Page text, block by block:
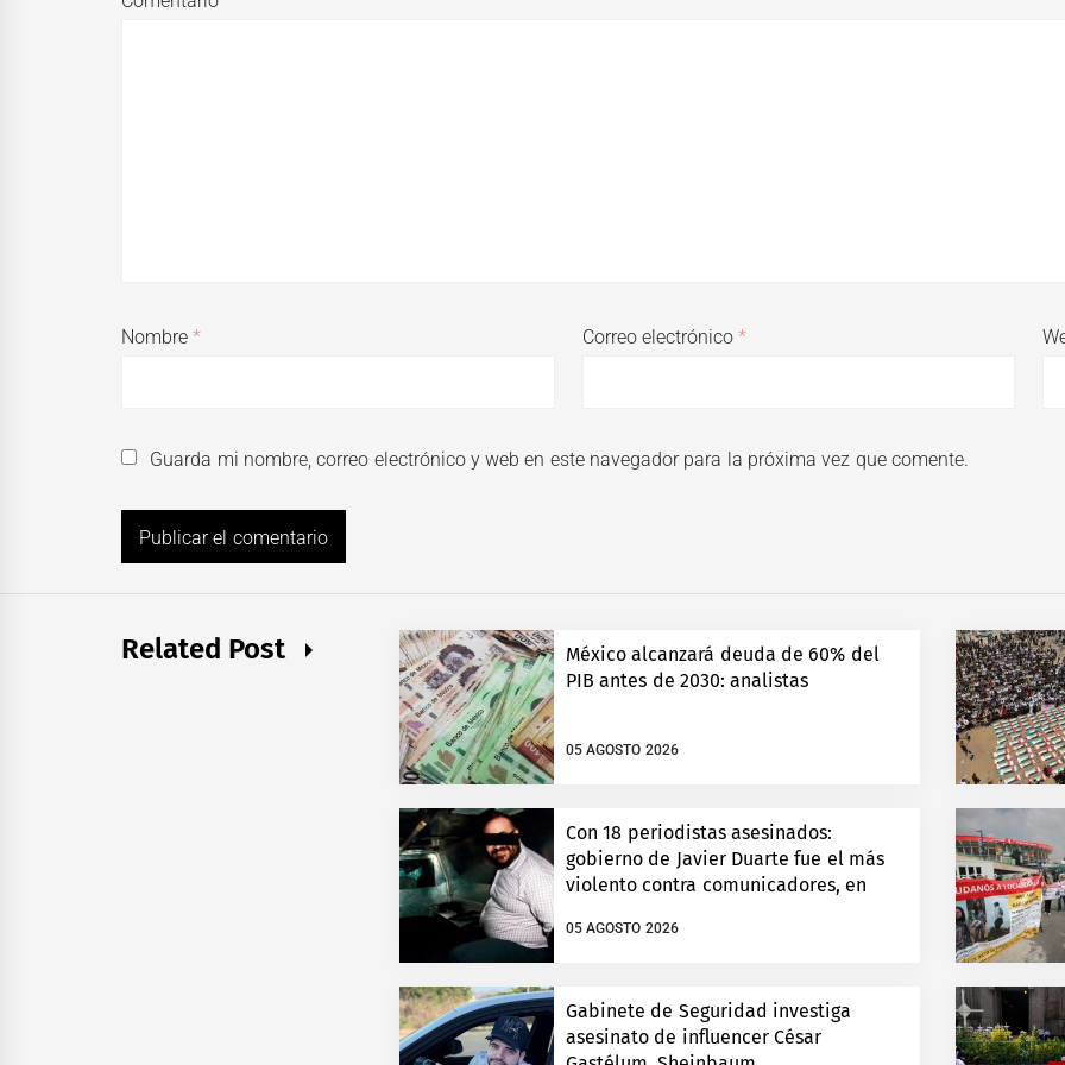
Nombre* Correo electrónico*
Guarda mi nombre, correo electrónico y web en este navegador para la próxima vez que comente.
Related Post
México alcanzará deuda de 60% del
PIB antes de 2030: analistas
05 AGOSTO 2026
Con 18 periodistas asesinados:
gobierno de Javier Duarte fue el más
violento contra comunicadores, en
05 AGOSTO 2026
Gabinete de Seguridad investiga
asesinato de influencer César